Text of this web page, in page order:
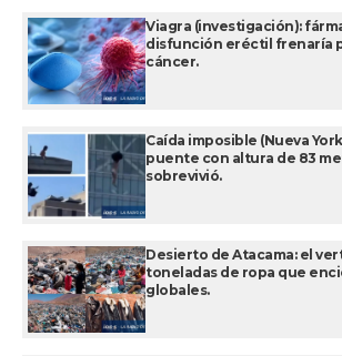
Viagra (investigación):
disfunción eréctil frenaría
cáncer.
Caída imposible (Nueva
puente con altura de 83
sobrevivió.
Desierto de Atacama: el
toneladas de ropa que
globales.